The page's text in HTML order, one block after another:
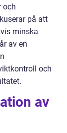
och
på att
minska
av en
och
av